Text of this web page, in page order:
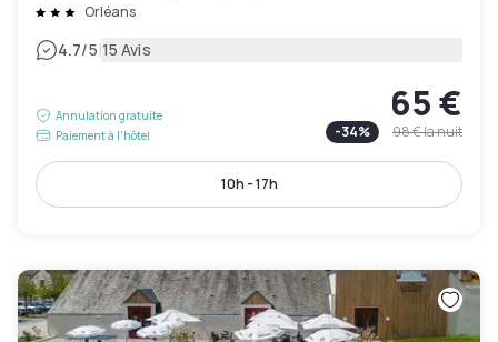
Orléans
4.7/5|15 Avis
Annulation gratuite
Paiement à l'hôtel
65 €
-34% 98 €la nuit
10h - 17h